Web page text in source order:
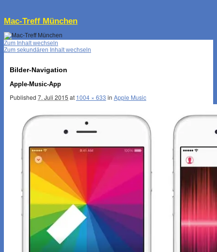
Mac-Treff München
Zum Inhalt wechseln
Zum sekundären Inhalt wechseln
Bilder-Navigation
Apple-Music-App
Published 7. Juli 2015 at 1004 × 633 in Apple Music